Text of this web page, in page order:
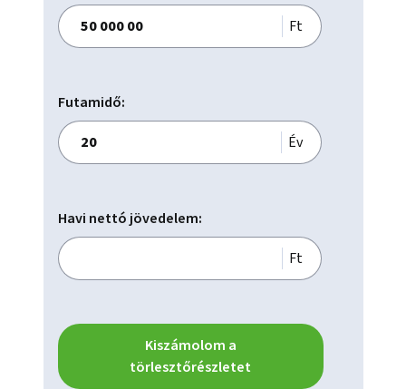
Ft
Futamidő:
Év
Havi nettó jövedelem:
Ft
Kiszámolom a
törlesztőrészletet